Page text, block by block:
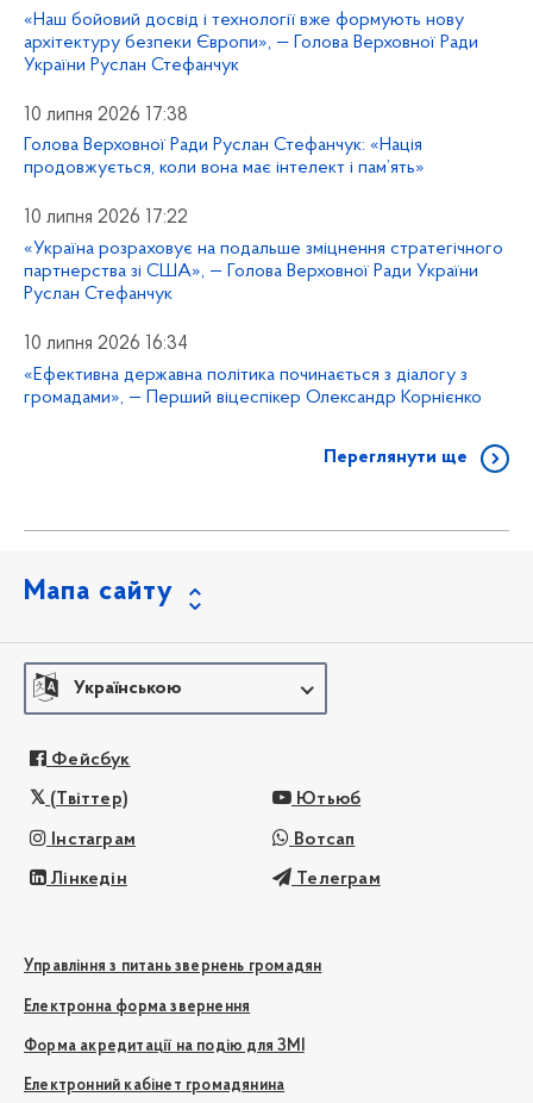
«Наш бойовий досвід і технології вже формують нову
архітектуру безпеки Європи», — Голова Верховної Ради
України Руслан Стефанчук
10 липня 2026 17:38
Голова Верховної Ради Руслан Стефанчук: «Нація
продовжується, коли вона має інтелект і пам’ять»
10 липня 2026 17:22
«Україна розраховує на подальше зміцнення стратегічного
партнерства зі США», — Голова Верховної Ради України
Руслан Стефанчук
10 липня 2026 16:34
«Ефективна державна політика починається з діалогу з
громадами», — Перший віцеспікер Олександр Корнієнко
Переглянути ще
Мапа сайту
Українською
Фейсбук
(Твіттер) Ютьюб
Інстаграм Вотсап
Лінкедін Телеграм
Управління з питань звернень громадян
Електронна форма звернення
Форма акредитації на подію для ЗМІ
Електронний кабінет громадянина